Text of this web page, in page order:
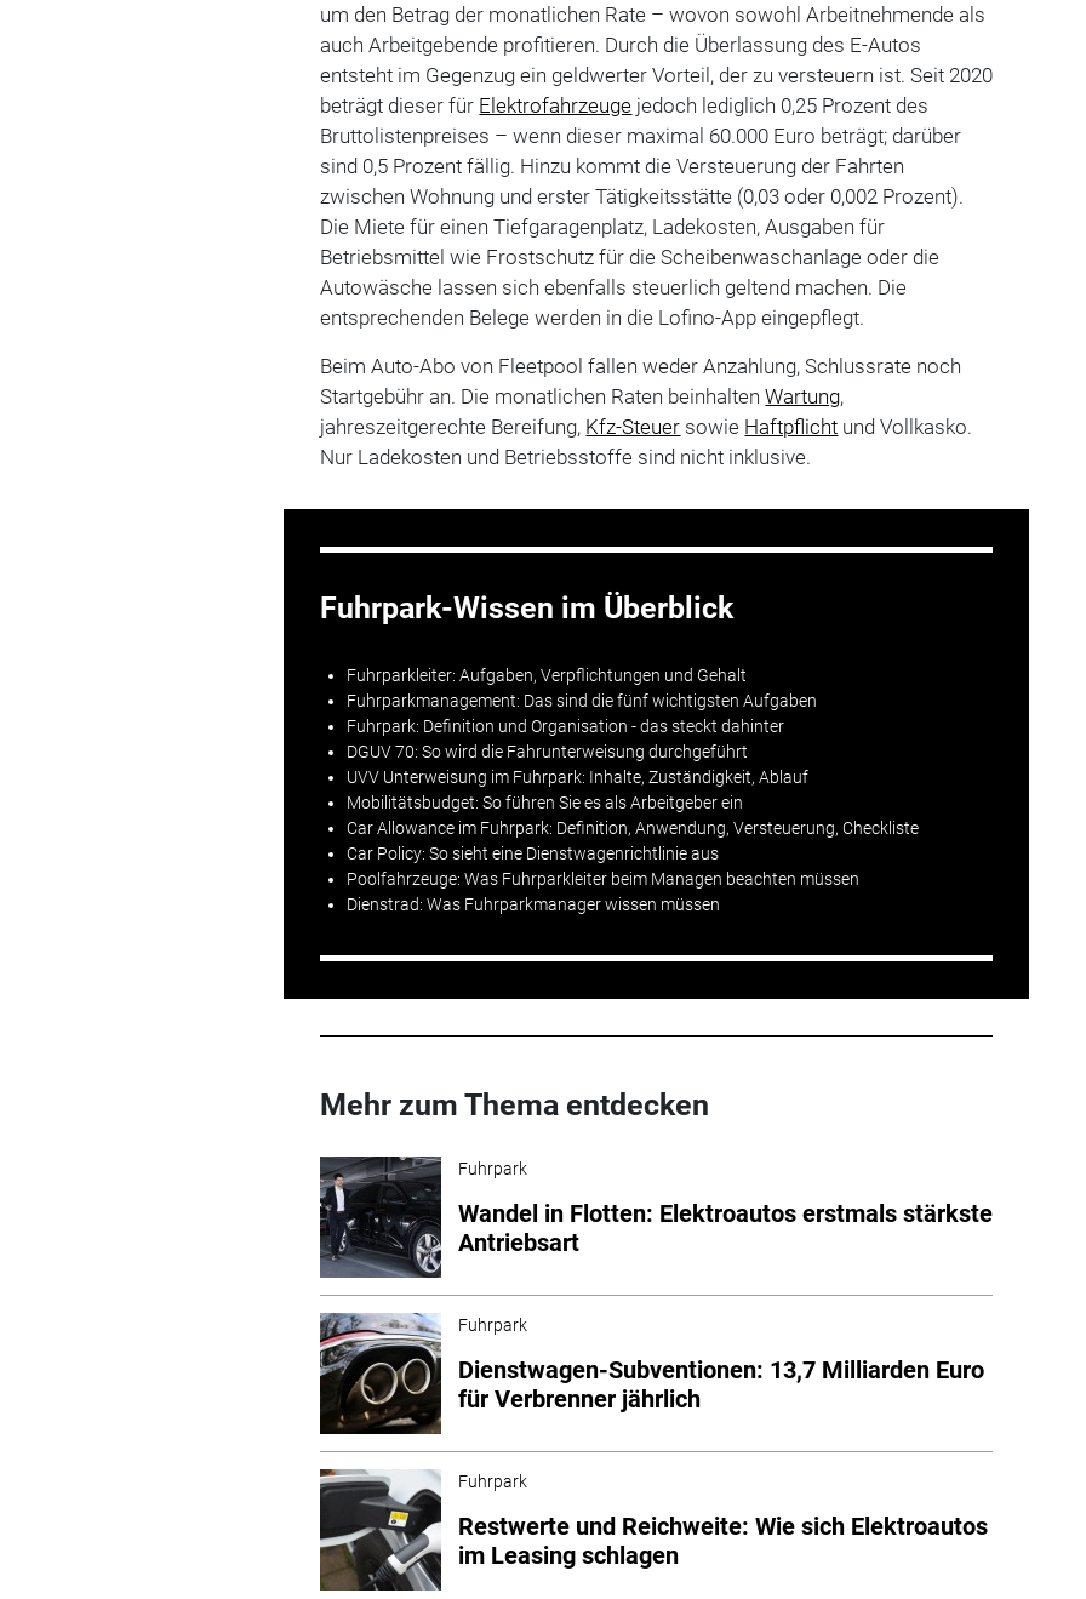
um den Betrag der monatlichen Rate – wovon sowohl Arbeitnehmende als
auch Arbeitgebende profitieren. Durch die Überlassung des E-Autos
entsteht im Gegenzug ein geldwerter Vorteil, der zu versteuern ist. Seit 2020
beträgt dieser für Elektrofahrzeuge jedoch lediglich 0,25 Prozent des
Bruttolistenpreises – wenn dieser maximal 60.000 Euro beträgt; darüber
sind 0,5 Prozent fällig. Hinzu kommt die Versteuerung der Fahrten
zwischen Wohnung und erster Tätigkeitsstätte (0,03 oder 0,002 Prozent).
Die Miete für einen Tiefgaragenplatz, Ladekosten, Ausgaben für
Betriebsmittel wie Frostschutz für die Scheibenwaschanlage oder die
Autowäsche lassen sich ebenfalls steuerlich geltend machen. Die
entsprechenden Belege werden in die Lofino-App eingepflegt.
Beim Auto-Abo von Fleetpool fallen weder Anzahlung, Schlussrate noch
Startgebühr an. Die monatlichen Raten beinhaltenWartung,
jahreszeitgerechte Bereifung, Kfz-Steuer sowie Haftpflicht und Vollkasko.
Nur Ladekosten und Betriebsstoffe sind nicht inklusive.
Fuhrpark-Wissen im Überblick
Fuhrparkleiter: Aufgaben, Verpflichtungen und Gehalt
Fuhrparkmanagement: Das sind die fünf wichtigsten Aufgaben
Fuhrpark: Definition und Organisation - das steckt dahinter
DGUV 70: So wird die Fahrunterweisung durchgeführt
UVV Unterweisung im Fuhrpark: Inhalte, Zuständigkeit, Ablauf
Mobilitätsbudget: So führen Sie es als Arbeitgeber ein
Car Allowance im Fuhrpark: Definition, Anwendung, Versteuerung, Checkliste
Car Policy: So sieht eine Dienstwagenrichtlinie aus
Poolfahrzeuge: Was Fuhrparkleiter beim Managen beachten müssen
Dienstrad: Was Fuhrparkmanager wissen müssen
Mehr zum Thema entdecken
Fuhrpark
Wandel in Flotten: Elektroautos erstmals stärkste
Antriebsart
Fuhrpark
Dienstwagen-Subventionen: 13,7 Milliarden Euro
für Verbrenner jährlich
Fuhrpark
Restwerte und Reichweite: Wie sich Elektroautos
im Leasing schlagen